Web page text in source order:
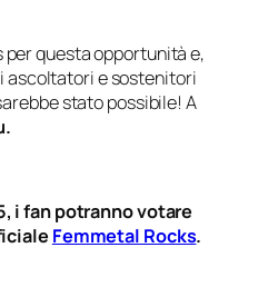
per questa opportunità e,
ascoltatori e sostenitori
stato possibile! A
i fan potranno votare
Femmetal Rocks.